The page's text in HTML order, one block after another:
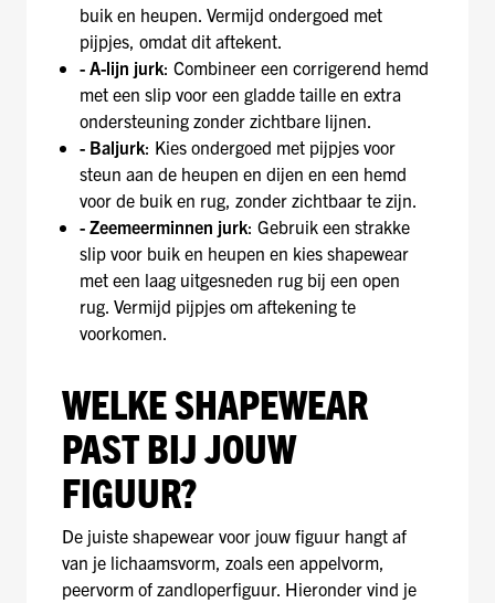
buik en heupen. Vermijd ondergoed met
pijpjes, omdat dit aftekent.
- A-lijn jurk: Combineer een corrigerend hemd
met een slip voor een gladde taille en extra
ondersteuning zonder zichtbare lijnen.
- Baljurk: Kies ondergoed met pijpjes voor
steun aan de heupen en dijen en een hemd
voor de buik en rug, zonder zichtbaar te zijn.
- Zeemeerminnen jurk: Gebruik een strakke
slip voor buik en heupen en kies shapewear
met een laag uitgesneden rug bij een open
rug. Vermijd pijpjes om aftekening te
voorkomen.
WELKE SHAPEWEAR
PAST BIJ JOUW
FIGUUR?
De juiste shapewear voor jouw figuur hangt af
van je lichaamsvorm, zoals een appelvorm,
peervorm of zandloperfiguur. Hieronder vind je